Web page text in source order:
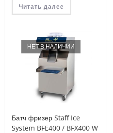
Читать далее
НЕТ В НАЛИЧИИ
Батч фризер Staff Ice
System BFE400 / BFX400 W